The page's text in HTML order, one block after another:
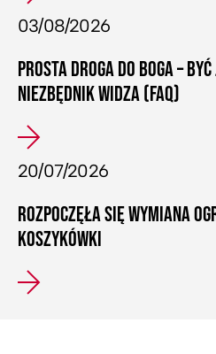
03/08/2026
PROSTA DROGA DO BOGA –
NIEZBĘDNIK WIDZA (FAQ)
20/07/2026
ROZPOCZĘŁA SIĘ WYMIANA
KOSZYKÓWKI